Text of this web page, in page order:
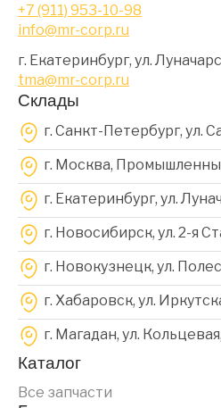
+7 (911) 953-10-98
info@mr-corp.ru
г. Екатеринбург, ул.
tma@mr-corp.ru
Склады
г. Санкт-Петербург, ул.
г. Москва,
г. Екатеринбург, ул.
г. Новосибирск, ул. 2-я
г. Новокузнецк, ул.
г. Хабаровск, ул.
г. Магадан, ул.
Каталог
Все запчасти